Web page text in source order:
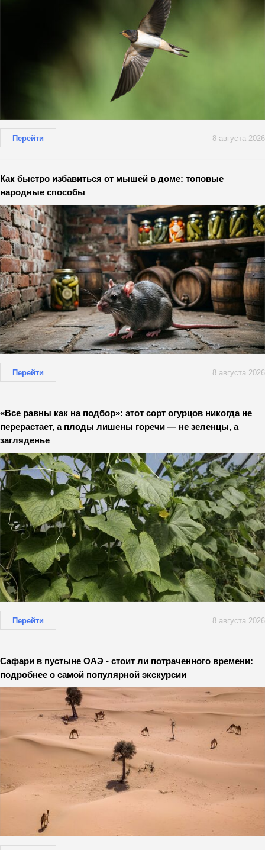
Перейти 8 августа 2026
Как быстро избавиться от мышей в доме: топовые
народные способы
Перейти 8 августа 2026
«Все равны как на подбор»: этот сорт огурцов никогда не
перерастает, а плоды лишены горечи — не зеленцы, а
загляденье
Перейти 8 августа 2026
Сафари в пустыне ОАЭ - стоит ли потраченного времени:
подробнее о самой популярной экскурсии